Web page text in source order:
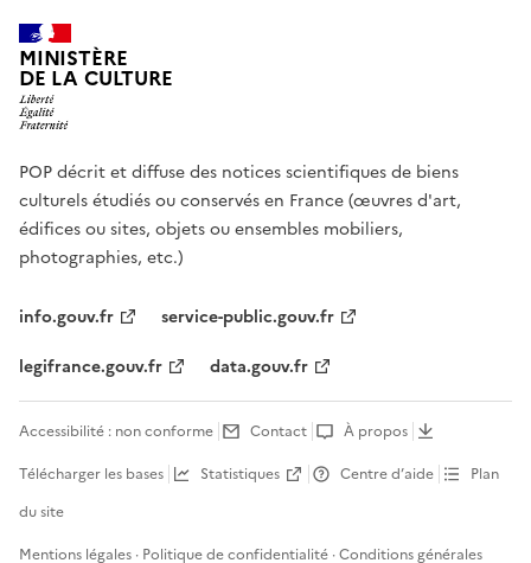
MINISTÈRE
DE LA CULTURE
POP décrit et diffuse des notices scientifiques de biens
culturels étudiés ou conservés en France (œuvres d'art,
édifices ou sites, objets ou ensembles mobiliers,
photographies, etc.)
info.gouv.fr
service-public.gouv.fr
legifrance.gouv.fr
data.gouv.fr
Accessibilité : non conforme Contact
À propos
Télécharger les bases
Statistiques Centre d’aide
Plan
du site
Mentions légales · Politique de confidentialité ·Conditions générales